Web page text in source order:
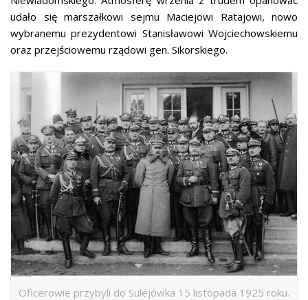
udało się marszałkowi sejmu Maciejowi Ratajowi, nowo
wybranemu prezydentowi Stanisławowi Wojciechowskiemu
oraz przejściowemu rządowi gen. Sikorskiego.
Oficerowie przybyli do Sulejówka 15 listopada 1925 roku.